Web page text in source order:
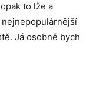
to lže a
Já osobně bych